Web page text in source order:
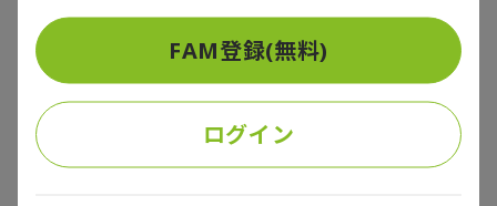
＊1：神戸大学大学院経営学研究室編：経営学大辞典、
p239、中央経済社
海外展開におけるM&Aの活用
FAM登録(無料)
ログイン